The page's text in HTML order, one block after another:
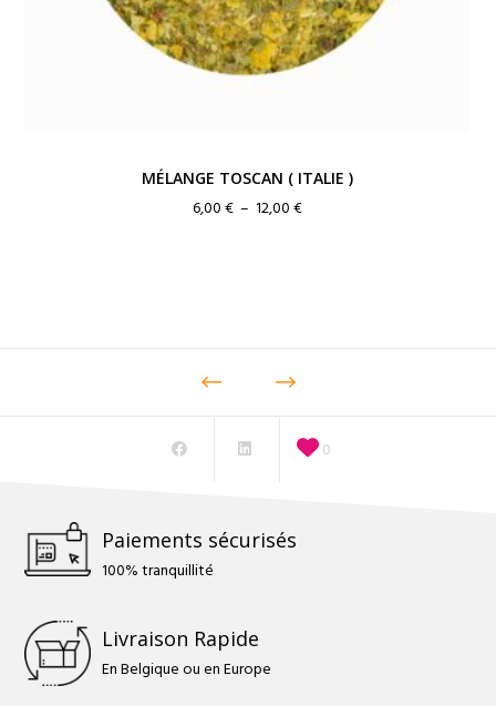
MÉLANGE TOSCAN ( ITALIE )
6,00€ – 12,00€Plage
0
Paiements sécurisés
100% tranquillité
Livraison Rapide
En Belgique ou en Europe